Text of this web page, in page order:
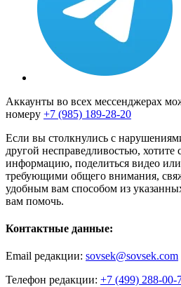
Аккаунты во всех мессенджерах
номеру +7 (985) 189-28-20
Если вы столкнулись с
другой несправедливостью,
информацию, поделиться видео
требующими общего внимания,
удобным вам способом из
вам помочь.
Контактные данные:
Email редакции: sovsek@sovsek.com
Телефон редакции: +7 (499) 288-00-